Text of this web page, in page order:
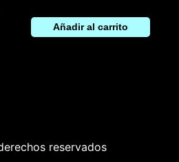
Añadir al carrito
reservados